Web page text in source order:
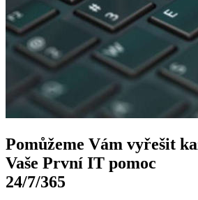
Pomůžeme Vám vyřešit
Vaše První IT pomoc
24/7/365